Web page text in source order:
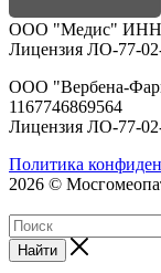
ООО "Медис" ИНН
Лицензия ЛО-77-02-
ООО "Вербена-
1167746869564
Лицензия ЛО-77-02-
Политика
2026 ©
Найти